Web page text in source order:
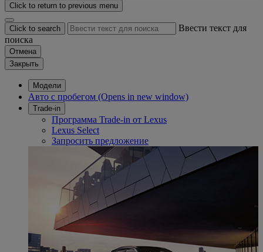
Click to return to previous menu
Click to search
Ввести текст для
поиска
Отмена
Закрыть
Модели
Авто с пробегом (Opens in new window)
Trade-in
Программа Trade-in от Lexus
Lexus Select
Запросить предложение